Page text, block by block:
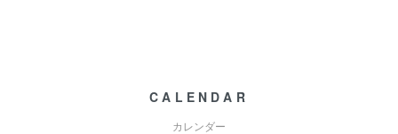
CALENDAR
カレンダー